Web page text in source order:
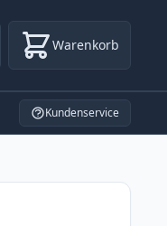
Warenkorb
Kundenservice